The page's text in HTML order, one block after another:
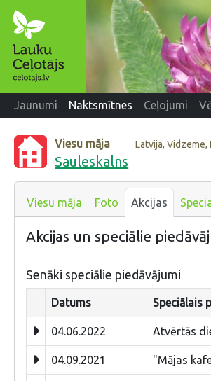
Jaunumi Naktsmītnes Ceļojumi
Viesu māja Latvija, Vidzeme,
Sauleskalns
Viesu māja Foto Akcijas
Akcijas un speciālie
Senāki speciālie piedāvājumi
Datums Speciālais
04.06.2022 Atvērtās
04.09.2021 "Mājas